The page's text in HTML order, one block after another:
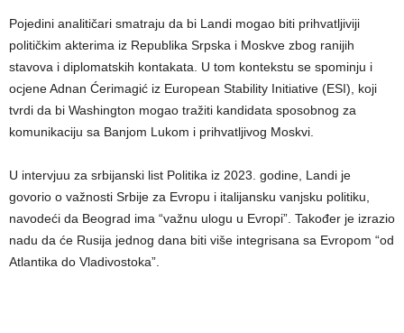
Pojedini analitičari smatraju da bi Landi mogao biti prihvatljiviji
političkim akterima iz Republika Srpska i Moskve zbog ranijih
stavova i diplomatskih kontakata. U tom kontekstu se spominju i
ocjene Adnan Ćerimagić iz European Stability Initiative (ESI), koji
tvrdi da bi Washington mogao tražiti kandidata sposobnog za
komunikaciju sa Banjom Lukom i prihvatljivog Moskvi.
U intervjuu za srbijanski list Politika iz 2023. godine, Landi je
govorio o važnosti Srbije za Evropu i italijansku vanjsku politiku,
navodeći da Beograd ima “važnu ulogu u Evropi”. Također je izrazio
nadu da će Rusija jednog dana biti više integrisana sa Evropom “od
Atlantika do Vladivostoka”.